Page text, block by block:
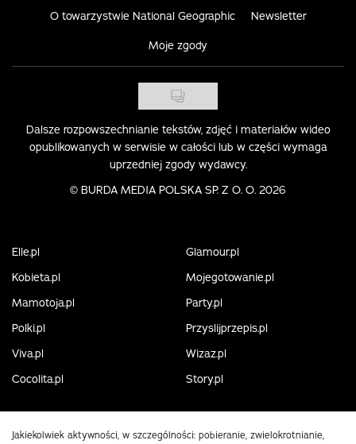
O towarzystwie National Geographic Newsletter
Moje zgody
Dalsze rozpowszechnianie tekstów, zdjęć i materiałów wideo
opublikowanych w serwisie w całości lub w części wymaga
uprzedniej zgody wydawcy.
© BURDA MEDIA POLSKA SP. Z O. O. 2026
Elle.pl
Glamour.pl
Kobieta.pl
Mojegotowanie.pl
Mamotoja.pl
Party.pl
Polki.pl
Przyslijprzepis.pl
Viva.pl
Wizaz.pl
Cocolita.pl
Story.pl
Jakiekolwiek aktywności, w szczególności: pobieranie, zwielokrotnianie,